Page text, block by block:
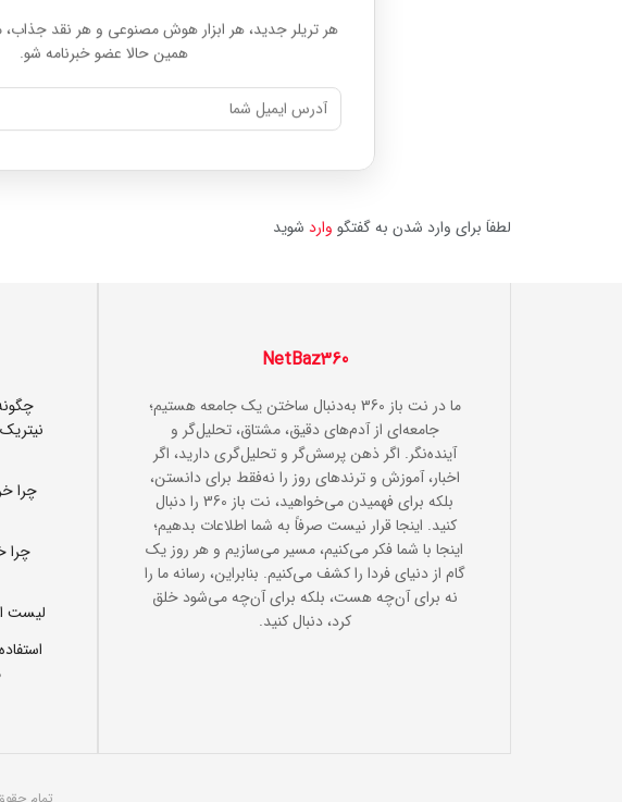
هر تریلر جدید، هر ابزار هوش مصنوعی و هر نقد جذاب،
همین حالا عضو خبرنامه شو.
لطفاَ برای وارد شدن به گفتگو وارد شوید
NetBaz360
ما در نت باز 360 به‌دنبال ساختن یک جامعه هستیم؛
جامعه‌ای از آدم‌های دقیق، مشتاق، تحلیل‌گر و
آینده‌نگر. اگر ذهن پرسش‌گر و تحلیل‌گری دارید، اگر
اخبار، آموزش و ترندهای روز را نه‌فقط برای دانستن،
بلکه برای فهمیدن می‌خواهید، نت باز 360 را دنبال
کنید. اینجا قرار نیست صرفاً به شما اطلاعات بدهیم؛
اینجا با شما فکر می‌کنیم، مسیر می‌سازیم و هر روز یک
گام از دنیای فردا را کشف می‌کنیم. بنابراین، رسانه ما را
نه برای آن‌چه هست، بلکه برای آن‌چه می‌شود خلق
کرد، دنبال کنید.
چرا
لیست